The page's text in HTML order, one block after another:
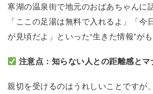
寒湖の温泉街で地元のおばあちゃんに
「ここの足湯は無料で入れるよ」「今
が見頃だよ」といった“生きた情報”が
注意点：知らない人との距離感とマ
親切を受けるのはうれしいことですが